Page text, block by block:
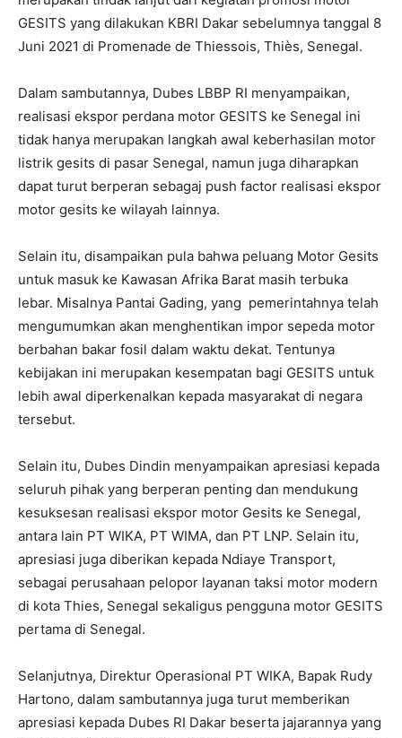
GESITS yang dilakukan KBRI Dakar sebelumnya tanggal 8
Juni 2021 di Promenade de Thiessois, Thiès, Senegal.
Dalam sambutannya, Dubes LBBP RI menyampaikan,
realisasi ekspor perdana motor GESITS ke Senegal ini
tidak hanya merupakan langkah awal keberhasilan motor
listrik gesits di pasar Senegal, namun juga diharapkan
dapat turut berperan sebagaj push factor realisasi ekspor
motor gesits ke wilayah lainnya.
Selain itu, disampaikan pula bahwa peluang Motor Gesits
untuk masuk ke Kawasan Afrika Barat masih terbuka
lebar. Misalnya Pantai Gading, yang pemerintahnya telah
mengumumkan akan menghentikan impor sepeda motor
berbahan bakar fosil dalam waktu dekat. Tentunya
kebijakan ini merupakan kesempatan bagi GESITS untuk
lebih awal diperkenalkan kepada masyarakat di negara
tersebut.
Selain itu, Dubes Dindin menyampaikan apresiasi kepada
seluruh pihak yang berperan penting dan mendukung
kesuksesan realisasi ekspor motor Gesits ke Senegal,
antara lain PT WIKA, PT WIMA, dan PT LNP. Selain itu,
apresiasi juga diberikan kepada Ndiaye Transport,
sebagai perusahaan pelopor layanan taksi motor modern
di kota Thies, Senegal sekaligus pengguna motor GESITS
pertama di Senegal.
Selanjutnya, Direktur Operasional PT WIKA, Bapak Rudy
Hartono, dalam sambutannya juga turut memberikan
apresiasi kepada Dubes RI Dakar beserta jajarannya yang